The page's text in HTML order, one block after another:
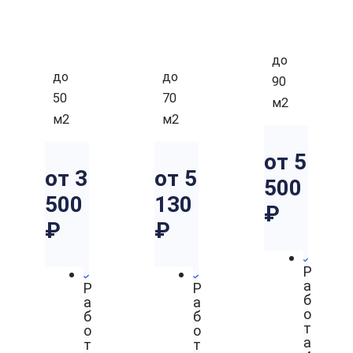
до
50
м2
от 3
500
₽
Р
а
б
о
т
до
70
м2
от 5
130
₽
Р
а
б
о
т
до
90
м2
от 5
500
₽
Р
а
б
о
т
а